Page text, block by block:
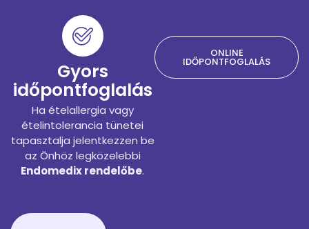
Gyors
időpontfoglalás
Ha ételallergia vagy
ételintolerancia tünetei
tapasztalja jelentkezzen be
az Önhöz legközelebbi
Endomedix rendelőbe.
ONLINE
IDŐPONTFOGLALÁS